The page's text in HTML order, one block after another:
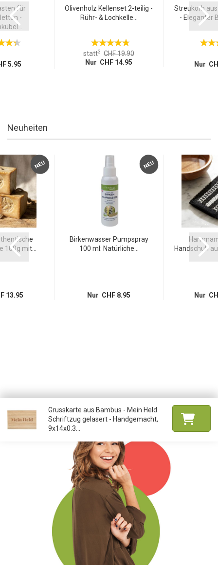
für
-
5.95
Olivenholz Kellenset 2-teilig -
Rühr- & Lochkelle...
statt3 CHF 19.90
Nur CHF 14.95
Streukorb
- Eleganter
Nur
Neuheiten
NEU
100g mit...
13.95
NEU
Birkenwasser Pumpspray
100 ml: Natürliche...
Nur CHF 8.95
Handschuh
Nur
Grusskarte aus Bambus - Mein Held
Schriftzug gelasert - Handgemacht,
9x14x0.3...